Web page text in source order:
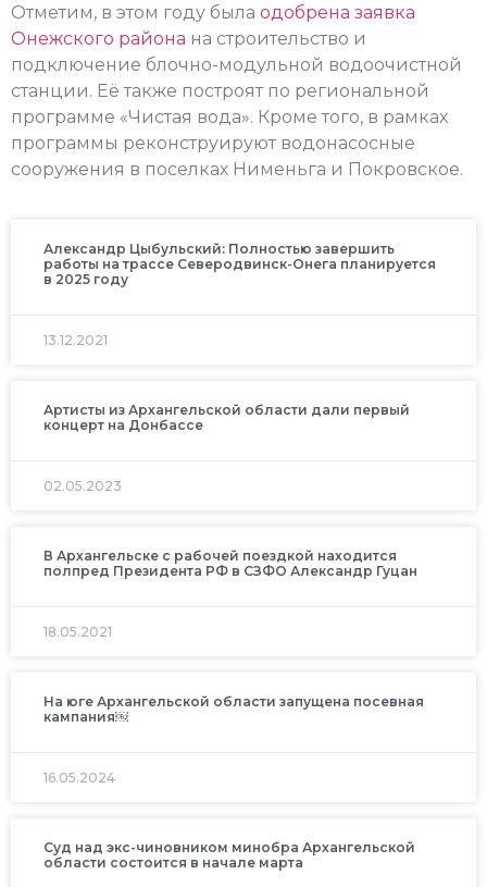
Отметим, в этом году была одобрена заявка
Онежского района на строительство и
подключение блочно-модульной водоочистной
станции. Её также построят по региональной
программе «Чистая вода». Кроме того, в рамках
программы реконструируют водонасосные
сооружения в поселках Нименьга и Покровское.
Александр Цыбульский: Полностью завершить
работы на трассе Северодвинск-Онега планируется
в 2025 году
13.12.2021
Артисты из Архангельской области дали первый
концерт на Донбассе
02.05.2023
В Архангельске с рабочей поездкой находится
полпред Президента РФ в СЗФО Александр Гуцан
18.05.2021
На юге Архангельской области запущена посевная
кампания￼
16.05.2024
Суд над экс-чиновником минобра Архангельской
области состоится в начале марта